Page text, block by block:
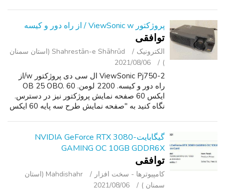
پروژکتور ViewSonic w / از راه دور و کیسه
توافقی
الکترونیک
Shahrestān-e Shāhrūd (استان سمنان
)
2021/08/06
ViewSonic Pj750-2 ال سی دی پروژکتور w/از
راه دور و کیسه. 2200 لومن. OB 25 OBO. 60
ایکس 60 صفحه نمایش پروژکتور نیز در دسترس.
نگاه کنید به "صفحه نمایش طرح سه پایه 60 ایکس
گیگابایت-NVIDIA GeForce RTX 3080
GAMING OC 10GB GDDR6X
توافقی
کامپیوترها - سخت ‌افزار
Mahdishahr (استان
سمنان )
2021/08/06